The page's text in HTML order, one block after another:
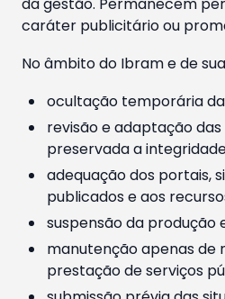
da gestão. Permanecem
caráter publicitário ou
No âmbito do Ibram e de
ocultação temporária
revisão e adaptação
preservada a
adequação dos portais,
publicados e aos
suspensão da produção
manutenção apenas de
prestação de serviços